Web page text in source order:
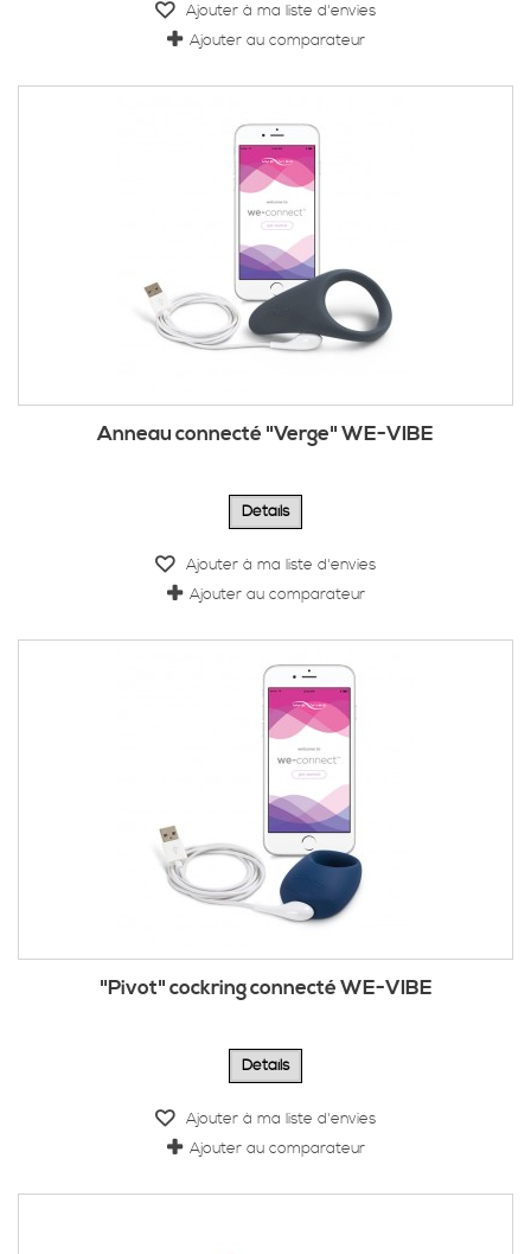
Ajouter à ma liste d'envies
Ajouter au comparateur
Anneau connecté "Verge" WE-VIBE
Détails
Ajouter à ma liste d'envies
Ajouter au comparateur
"Pivot" cockring connecté WE-VIBE
Détails
Ajouter à ma liste d'envies
Ajouter au comparateur